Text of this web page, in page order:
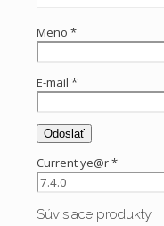
Meno *
E-mail *
Current ye@r*
Súvisiace produkty